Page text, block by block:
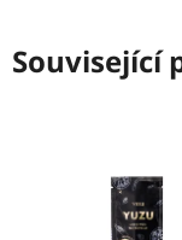
Související